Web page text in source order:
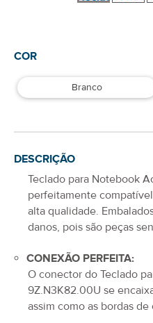
COR
Branco
DESCRIÇÃO
Teclado para Notebook
perfeitamente
alta qualidade.
danos, pois são peças
CONEXÃO PERFEITA:
O conector do Teclado
9Z.N3K82.00U se
assim como as bordas de